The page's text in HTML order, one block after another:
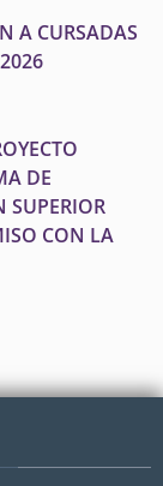
A CURSADAS
DE
SUPERIOR
CON LA